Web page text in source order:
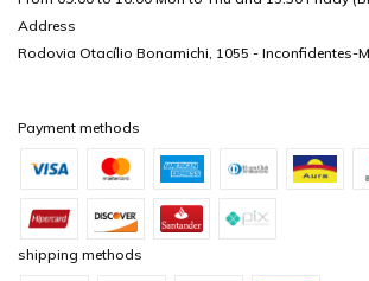
Address
Rodovia Otacílio Bonamichi, 1055 - Inconfidentes-
Payment methods
shipping methods